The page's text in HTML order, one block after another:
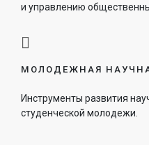
и управлению
МОЛОДЕЖНАЯ
Инструменты развития
студенческой молодежи.